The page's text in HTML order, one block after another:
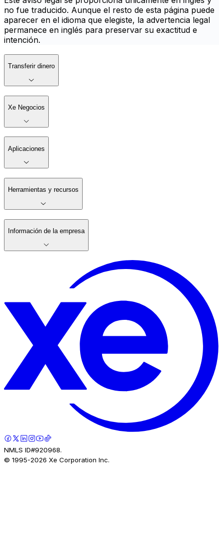
no fue traducido. Aunque el resto de esta página puede
aparecer en el idioma que elegiste, la advertencia legal
permanece en inglés para preservar su exactitud e
intención.
Transferir dinero
Xe Negocios
Aplicaciones
Herramientas y recursos
Información de la empresa
NMLS ID#920968.
© 1995-2026 Xe Corporation Inc.